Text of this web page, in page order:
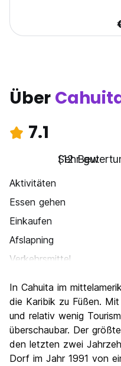
Über
7.1
Sehr gut
(12
Aktivitäten
Essen gehen
Einkaufen
Afslapning
Verkehrsmittel
Kultur
Nachtleben / Party
Preis-Leistungsverhältnis
In Cahuita im
die Karibik zu Füßen.
und relativ wenig
überschaubar. Der
den letzten zwei
Dorf im Jahr 1991 von